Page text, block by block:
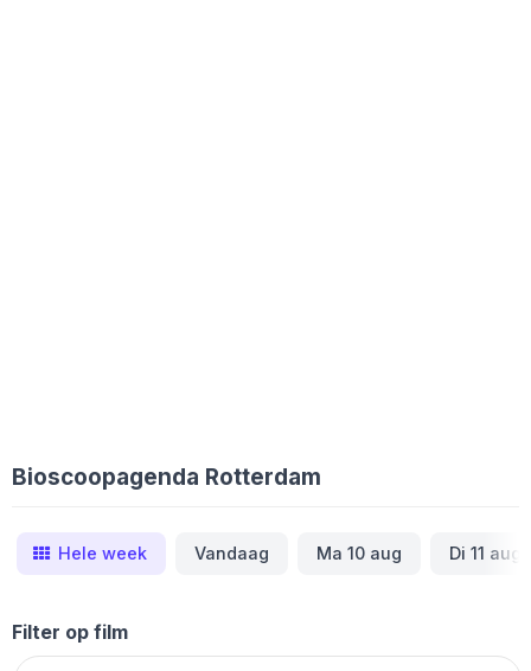
Bioscoopagenda Rotterdam
Hele week Vandaag Ma 10 aug Di 11 aug
Filter op film